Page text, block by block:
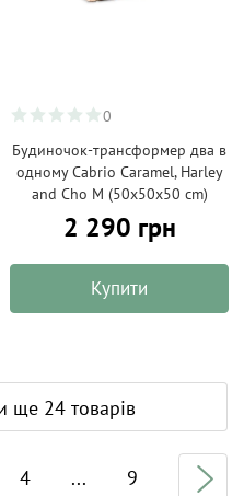
0
Будиночок-трансформер два в
одному Cabrio Caramel, Harley
and Cho M (50х50х50 cm)
2 290 грн
Купити
ще 24 товарів
4 ... 9